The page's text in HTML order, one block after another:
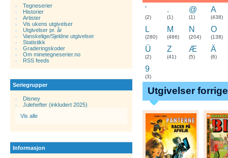
Tegneserier
Historier.
Artister
Vis ukens utgivelser
Utgivelser pr. år
Vanskelige/Sjeldne utgivelser
Statistikk
Graderingskoder
Om minetegneserier.no
RSS feeds
Seriegrupper
Disney
Julehefter (inkludert 2025)
Vis alle
Informasjon
'
(2)
.
(1)
@
(1)
A
(438)
L
(280)
M
(486)
N
(204)
O
(138)
Ü
(2)
Z
(41)
Æ
(5)
Ä
(6)
9
(3)
Utgivelser